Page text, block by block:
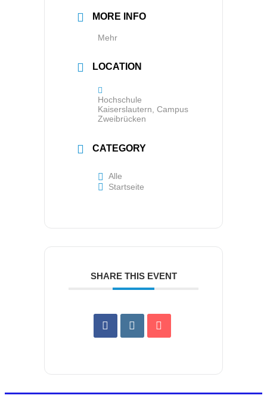
MORE INFO
Mehr
LOCATION
Hochschule
Kaiserslautern, Campus
Zweibrücken
CATEGORY
Alle
Startseite
SHARE THIS EVENT